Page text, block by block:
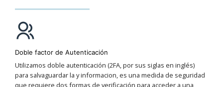
Doble factor de Autenticación
Utilizamos doble autenticación (2FA, por sus siglas en inglés)
para salvaguardar la y informacion, es una medida de seguridad
que requiere dos formas de verificación para acceder a una